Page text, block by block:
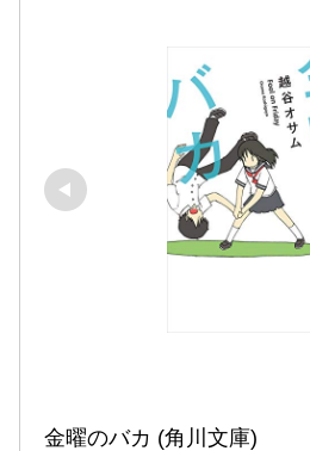
金曜のバカ (角川文庫)